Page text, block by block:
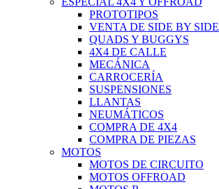
PROTOTIPOS
VENTA DE SIDE BY SIDE
QUADS Y BUGGYS
4X4 DE CALLE
MECÁNICA
CARROCERÍA
SUSPENSIONES
LLANTAS
NEUMÁTICOS
COMPRA DE 4X4
COMPRA DE PIEZAS
MOTOS
MOTOS DE CIRCUITO
MOTOS OFFROAD